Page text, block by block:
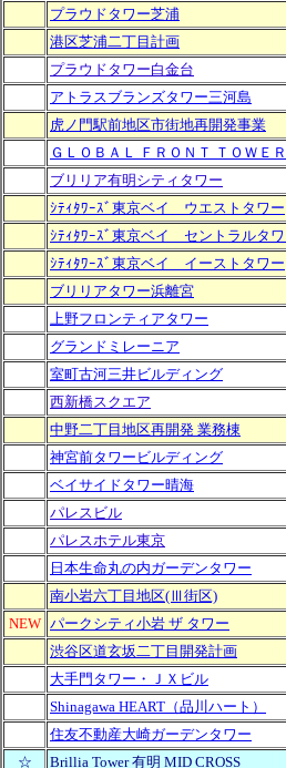
プラウドタワー芝浦
港区芝浦二丁目計画
プラウドタワー白金台
アトラスブランズタワー三河島
虎ノ門駅前地区市街地再開発事業
ＧＬＯＢＡＬ ＦＲＯＮＴ ＴＯＷＥＲ
ブリリア有明シティタワー
ｼﾃｨﾀﾜｰｽﾞ東京ベイ ウエストタワー
ｼﾃｨﾀﾜｰｽﾞ東京ベイ セントラルタワ
ｼﾃｨﾀﾜｰｽﾞ東京ベイ イーストタワー
ブリリアタワー浜離宮
上野フロンティアタワー
グランドミレーニア
室町古河三井ビルディング
西新橋スクエア
中野二丁目地区再開発 業務棟
神宮前タワービルディング
ベイサイドタワー晴海
パレスビル
パレスホテル東京
日本生命丸の内ガーデンタワー
南小岩六丁目地区(Ⅲ街区)
NEW パークシティ小岩 ザ タワー
渋谷区道玄坂二丁目開発計画
大手門タワー・ＪＸビル
Shinagawa HEART（品川ハート）
住友不動産大崎ガーデンタワー
☆
Brillia Tower 有明 MID CROSS